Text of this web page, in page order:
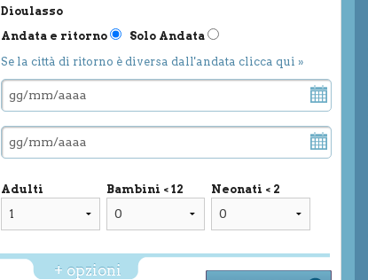
Dioulasso
Andata e ritorno
Solo Andata
Se la città di ritorno è diversa dall'andata clicca qui »
Adulti Bambini < 12 Neonati < 2
+ opzioni